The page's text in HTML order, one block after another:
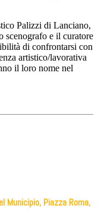
Palizzi di Lanciano,
scenografo e il curatore
di confrontarsi con
artistico/lavorativa
il loro nome nel
Municipio, Piazza Roma,